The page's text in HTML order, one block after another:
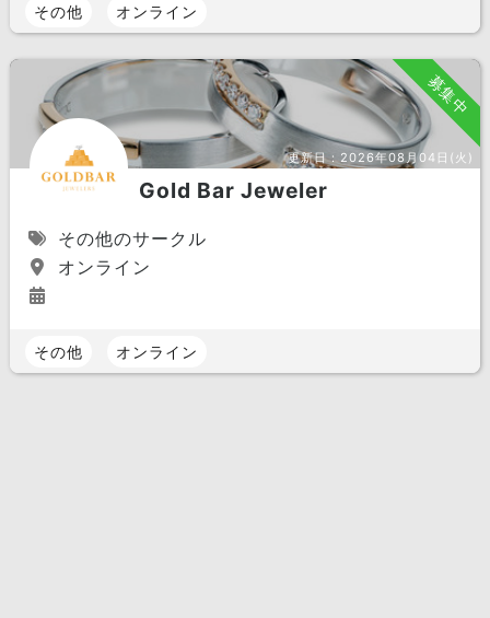
その他 オンライン
募集中
更新日： 2026年08月04日(火)
Gold Bar Jeweler
その他のサークル
オンライン
その他 オンライン